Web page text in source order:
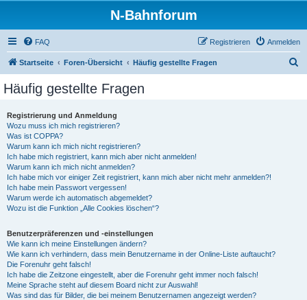
N-Bahnforum
FAQ Anmelden
Registrieren
Startseite Foren-Übersicht Häufig gestellte Fragen
Häufig gestellte Fragen
Registrierung und Anmeldung
Wozu muss ich mich registrieren?
Was ist COPPA?
Warum kann ich mich nicht registrieren?
Ich habe mich registriert, kann mich aber nicht anmelden!
Warum kann ich mich nicht anmelden?
Ich habe mich vor einiger Zeit registriert, kann mich aber nicht mehr anmelden?!
Ich habe mein Passwort vergessen!
Warum werde ich automatisch abgemeldet?
Wozu ist die Funktion „Alle Cookies löschen“?
Benutzerpräferenzen und -einstellungen
Wie kann ich meine Einstellungen ändern?
Wie kann ich verhindern, dass mein Benutzername in der Online-Liste auftaucht?
Die Forenuhr geht falsch!
Ich habe die Zeitzone eingestellt, aber die Forenuhr geht immer noch falsch!
Meine Sprache steht auf diesem Board nicht zur Auswahl!
Was sind das für Bilder, die bei meinem Benutzernamen angezeigt werden?